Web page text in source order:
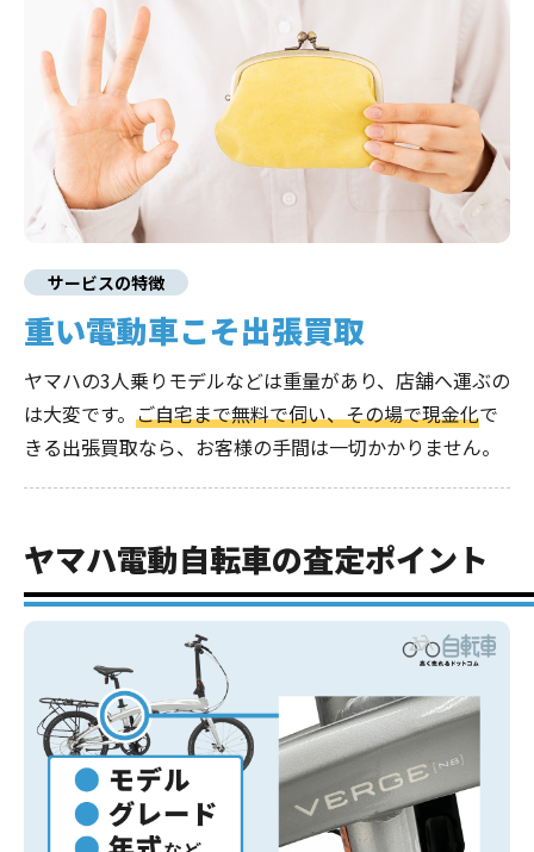
サービスの特徴
重い電動車こそ出張買取
ヤマハの3人乗りモデルなどは重量があり、店舗へ運ぶの
は大変です。 ご自宅まで無料で伺い、その場で現金化で
きる出張買取なら、お客様の手間は一切かかりません。
ヤマハ電動自転車の査定ポイント